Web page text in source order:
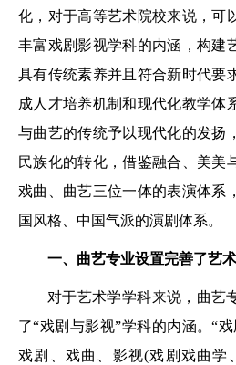
化，对于高等艺术院校来说，可
丰富戏剧影视学科的内涵，构建
具有传统素养并且符合新时代要
成人才培养机制和现代化教学体
与曲艺的传统予以现代化的发扬
民族化的转化，借鉴融合、美美
戏曲、曲艺三位一体的表演体系
国风格、中国气派的演剧体系。
一、曲艺专业设置完善了艺
对于艺术学学科来说，曲艺
了“戏剧与影视”学科的内涵。“
戏剧、戏曲、影视(戏剧戏曲学